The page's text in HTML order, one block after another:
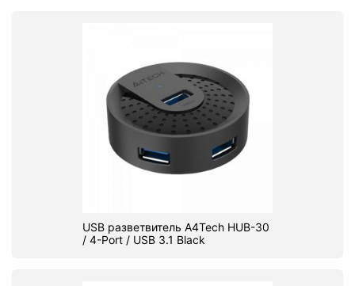
USB разветвитель A4Tech HUB-30
/ 4-Port / USB 3.1 Black